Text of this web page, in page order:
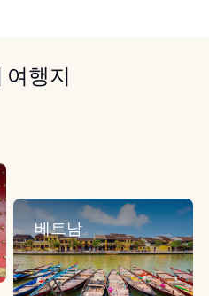
여행지
베트남